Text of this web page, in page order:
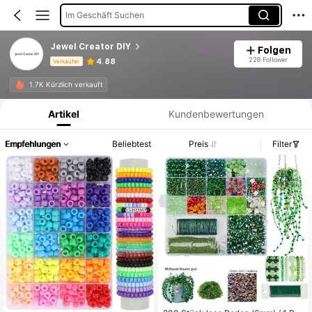
Im Geschäft Suchen
Jewel Creator DIY
Verkäufer 4.88
Folgen
228 Follower
1.7K Kürzlich verkauft
Produktinformation: Preisangabe, Verkaufs- und Lagerbestandsdetails.
Artikel Kundenbewertungen
Empfehlungen Beliebtest Preis Filter